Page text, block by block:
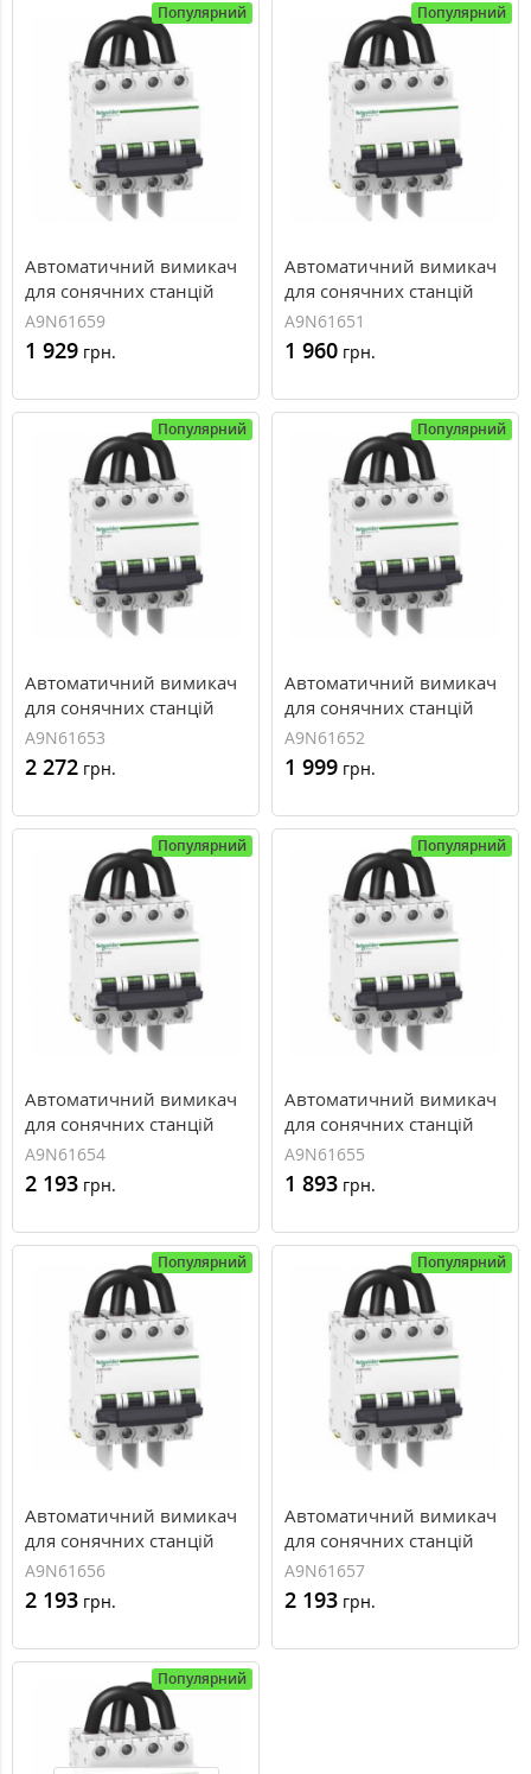
Популярний
Автоматичний вимикач
для сонячних станцій
C60PV-DC, 15A
A9N61659
1 929 грн.
Популярний
Автоматичний вимикач
для сонячних станцій
C60PV-DC, 16A
A9N61651
1 960 грн.
Популярний
Автоматичний вимикач
для сонячних станцій
C60PV-DC, 1A
A9N61653
2 272 грн.
Популярний
Автоматичний вимикач
для сонячних станцій
C60PV-DC, 20A
A9N61652
1 999 грн.
Популярний
Автоматичний вимикач
для сонячних станцій
C60PV-DC, 2A
A9N61654
2 193 грн.
Популярний
Автоматичний вимикач
для сонячних станцій
C60PV-DC, 3A
A9N61655
1 893 грн.
Популярний
Автоматичний вимикач
для сонячних станцій
C60PV-DC, 5A
A9N61656
2 193 грн.
Популярний
Автоматичний вимикач
для сонячних станцій
C60PV-DC, 8A
A9N61657
2 193 грн.
Популярний